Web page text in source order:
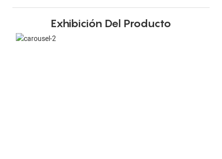
Exhibición Del Producto